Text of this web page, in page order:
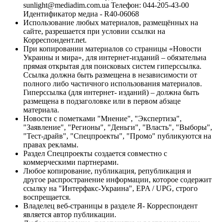
sunlight@mediadim.com.ua Телефон: 044-205-43-00
Идентификатор медиа - R40-06068
Использование любых материалов, размещённых на
сайте, разрешается при условии ссылки на
Корреспондент.net.
При копировании материалов со страницы «Новости
Украины и мира», для интернет-изданий – обязательна
прямая открытая для поисковых систем гиперссылка.
Ссылка должна быть размещена в независимости от
полного либо частичного использования материалов.
Гиперссылка (для интернет- изданий) – должна быть
размещена в подзаголовке или в первом абзаце
материала.
Новости с пометками "Мнение", "Экспертиза",
"Заявление", "Регионы", "Деньги", "Власть", "Выборы",
"Тест-драйв", "Спецпроекты", "Промо" публикуются на
правах рекламы.
Раздел Спецпроекты создается совместно с
коммерческими партнерами.
Любое копирование, публикация, републикация и
другое распространение информации, которое содержит
ссылку на "Интерфакс-Украина", EPA / UPG, строго
воспрещается.
Владелец веб-страницы в разделе Я- Корреспондент
является автор публикации.